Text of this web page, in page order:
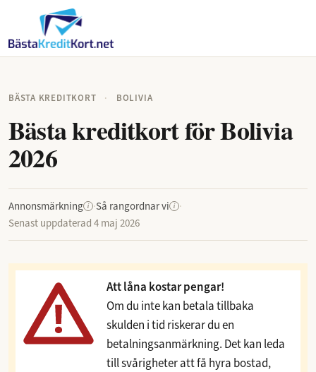
BÄSTA KREDITKORT · BOLIVIA
Bästa kreditkort för Bolivia
2026
Annonsmärkning i ·Så rangordnar vi i ·
Senast uppdaterad 4 maj 2026
Att låna kostar pengar!
Om du inte kan betala tillbaka
skulden i tid riskerar du en
betalningsanmärkning. Det kan leda
till svårigheter att få hyra bostad,